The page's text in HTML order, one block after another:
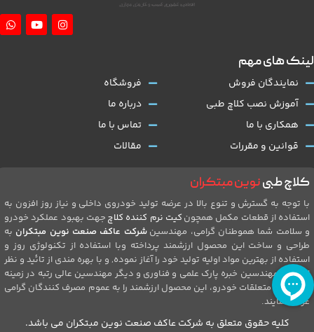
کلاچ طبینوین مبتکران
با توجه به گسترش و تنوع بالا در عرضه تولید خودروی داخلی و نیاز روز افزون به
استفاده از قطعات مکمل همچون کیت نرم کننده کلاچ جهت بهبود عملکرد خودرو
و سلامت شما هموطنان گرامی، مهندسین شرکت عاکف صنعت نوین مبتکران به
طراحی و ساخت این محصول ارزشمند پرداخته وبا استفاده از تکنولوژی روز و
استفاده از بهترین مواد اولیه تولید خود را آغاز نموده, و با بهره مندی از تائید و نظر
ارزشمند مهندسین خبره پارک علمی و فناوری و دیگر مهندسین عالی رتبه در زمینه
تولیدات و متعلقات خودرو، این محصول ارزشمند را به عموم مصرف کنندگان گرامی
عرضه نمایند.
لینک های مهم
نمایندگان فروش
آموزش نصب کلاچ طبی
همکاری با ما
قوانین و مقررات
فروشگاه
درباره ما
تماس با ما
مقالات
کلیه حقوق متعلق به شرکت عاکف صنعت نوین مبتکران می باشد.